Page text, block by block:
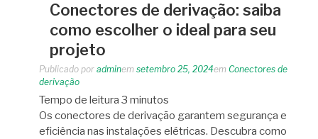
Conectores de derivação: saiba
como escolher o ideal para seu
projeto
Publicado por adminem setembro 25, 2024em Conectores de
derivação
Tempo de leitura 3 minutos
Os conectores de derivação garantem segurança e
eficiência nas instalações elétricas. Descubra como